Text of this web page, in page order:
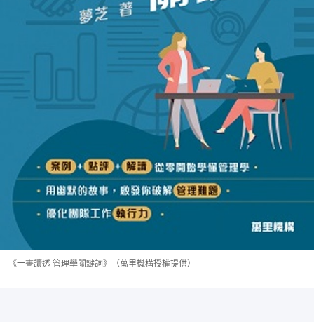
《一書讀透 管理學關鍵詞》（萬里機構授權提供）